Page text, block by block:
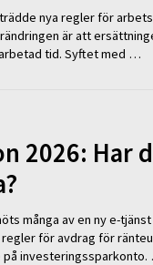
nya regler för
är att
tid. Syftet med …
2026: Har
många av en ny e-
för avdrag för